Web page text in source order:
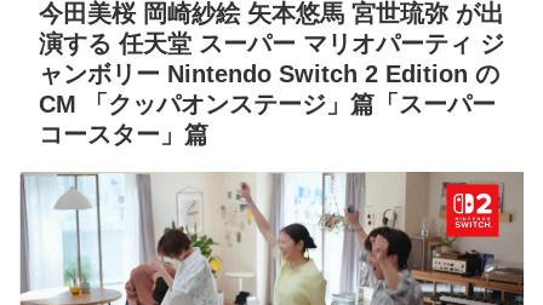
今田美桜 岡崎紗絵 矢本悠馬 宮世琉弥 が出
演する 任天堂 スーパー マリオパーティ ジ
ャンボリー Nintendo Switch 2 Edition の
CM 「クッパオンステージ」篇「スーパー
コースター」篇